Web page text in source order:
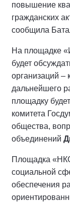
повышение
гражданских
сообщила
На площадке
будет
организаций –
дальнейшего
площадку
комитета
общества,
объединений
Площадка «НКО
социальной
обеспечения